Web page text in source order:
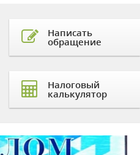
Написать
обращение
Налоговый
калькулятор